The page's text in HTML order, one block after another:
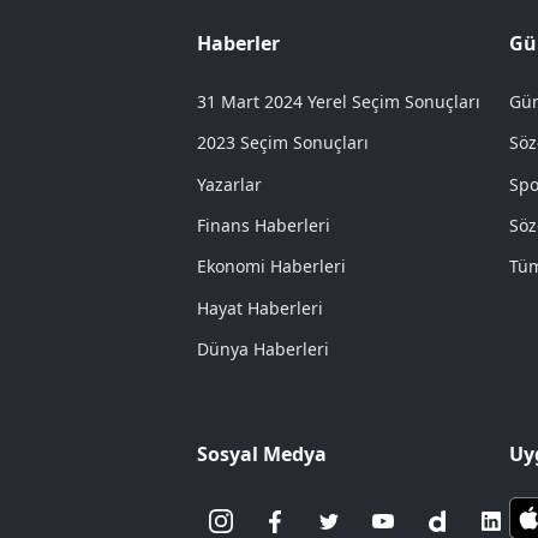
Haberler
31 Mart 2024 Yerel Seçim Sonuçları
2023 Seçim Sonuçları
Yazarlar
Finans Haberleri
Ekonomi Haberleri
Hayat Haberleri
Dünya Haberleri
Sosyal Medya